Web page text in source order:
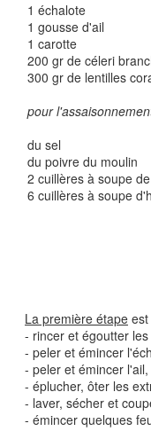
1 échalote
1 gousse d'ail
1 carotte
200 gr de céleri
300 gr de lentilles
pour
du sel
du poivre du moulin
2 cuillères à soupe
6 cuillères à soupe
La première étape
- rincer et égoutter
- peler et émincer
- peler et émincer
- éplucher, ôter les
- laver, sécher et
- émincer quelques
Pizza au speck et au